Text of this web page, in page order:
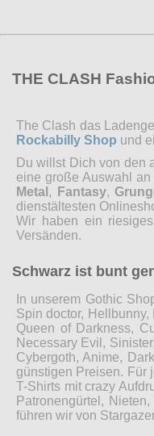
THE CLASH
The Clash das
Rockabilly Shop und
Du willst Dich von den
eine große Auswahl an
Metal , Fantasy,
dienstältesten
Wir haben ein
Versänden.
Schwarz ist bunt
In unserem Gothic
Spin doctor,
Queen of Darkness,
Necessary Evil,
Cybergoth, Anime,
günstigen Preisen. Für
T-Shirts mit crazy
Patronengürtel,
führen wir von